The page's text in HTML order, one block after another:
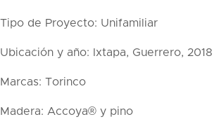
Tipo de Proyecto: Unifamiliar
Ubicación y año: Ixtapa, Guerrero, 2018
Marcas: Torinco
Madera: Accoya® y pino